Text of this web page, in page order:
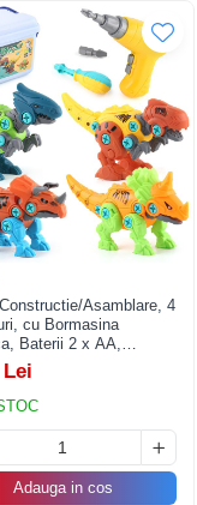
Asamblare, 4
cu Bormasina
Baterii 2 x AA,
si Cutie Depozitare,
x 15 cm, Multicolor
Lei
Adauga in cos